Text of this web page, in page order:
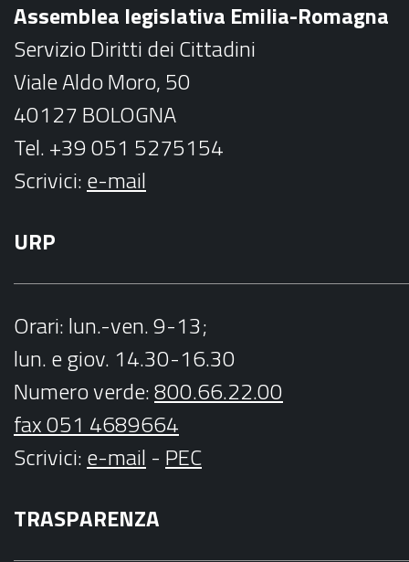
k
a
m
Assemblea legislativa Emilia-Romagna
Servizio Diritti dei Cittadini
Viale Aldo Moro, 50
40127 BOLOGNA
Tel. +39 051 5275154
Scrivici:e-mail
URP
Orari: lun.-ven. 9-13;
lun. e giov. 14.30-16.30
Numero verde:800.66.22.00
fax 051 4689664
Scrivici:e-mail - PEC
TRASPARENZA